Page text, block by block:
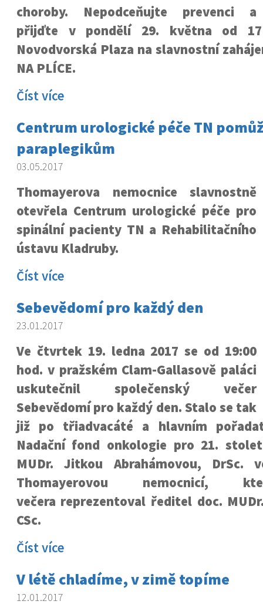
choroby. Nepodceňujte prevenci a
přijďte v pondělí 29. května od
Novodvorská Plaza na slavnostní
NA PLÍCE.
Číst více
Centrum urologické péče TN
paraplegikům
03.05.2017
Thomayerova nemocnice slavnostně
otevřela Centrum urologické péče pro
spinální pacienty TN a Rehabilitačního
ústavu Kladruby.
Číst více
Sebevědomí pro každý den
23.01.2017
Ve čtvrtek 19. ledna 2017 se od 19:00
hod. v pražském Clam-Gallasově paláci
uskutečnil společenský večer
Sebevědomí pro každý den. Stalo se tak
již po třiadvacáté a hlavním
Nadační fond onkologie pro 21.
MUDr. Jitkou Abrahámovou, DrSc.
Thomayerovou nemocnicí,
večera reprezentoval ředitel doc.
CSc.
Číst více
V létě chladíme, v zimě topíme
12.01.2017